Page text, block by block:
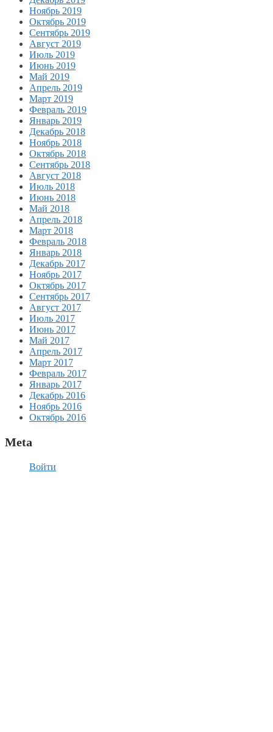
Ноябрь 2019
Октябрь 2019
Сентябрь 2019
Август 2019
Июль 2019
Июнь 2019
Май 2019
Апрель 2019
Март 2019
Февраль 2019
Январь 2019
Декабрь 2018
Ноябрь 2018
Октябрь 2018
Сентябрь 2018
Август 2018
Июль 2018
Июнь 2018
Май 2018
Апрель 2018
Март 2018
Февраль 2018
Январь 2018
Декабрь 2017
Ноябрь 2017
Октябрь 2017
Сентябрь 2017
Август 2017
Июль 2017
Июнь 2017
Май 2017
Апрель 2017
Март 2017
Февраль 2017
Январь 2017
Декабрь 2016
Ноябрь 2016
Октябрь 2016
Meta
Войти